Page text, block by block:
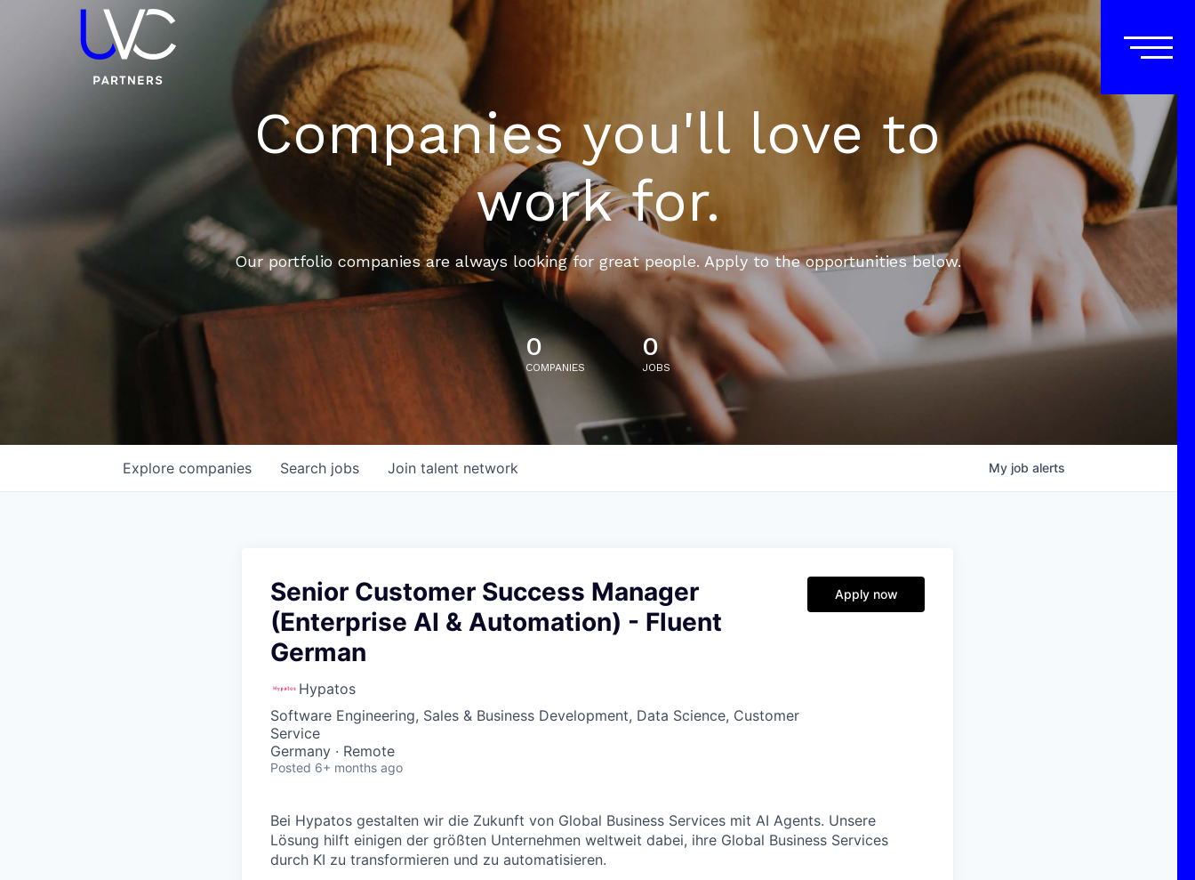
Companies you'll love to
work for.
Our portfolio companies are always looking for great people. Apply to the opportunities below.
0
COMPANIES
0
JOBS
Search jobs
Explore companies Join talent network My job alerts
Senior Customer Success Manager
(Enterprise AI & Automation) - Fluent
German
Hypatos
Software Engineering, Sales & Business Development, Data Science, Customer
Service
Germany · Remote
Posted 6+ months ago
Apply now
Bei Hypatos gestalten wir die Zukunft von Global Business Services mit AI Agents. Unsere
Lösung hilft einigen der größten Unternehmen weltweit dabei, ihre Global Business Services
durch KI zu transformieren und zu automatisieren.